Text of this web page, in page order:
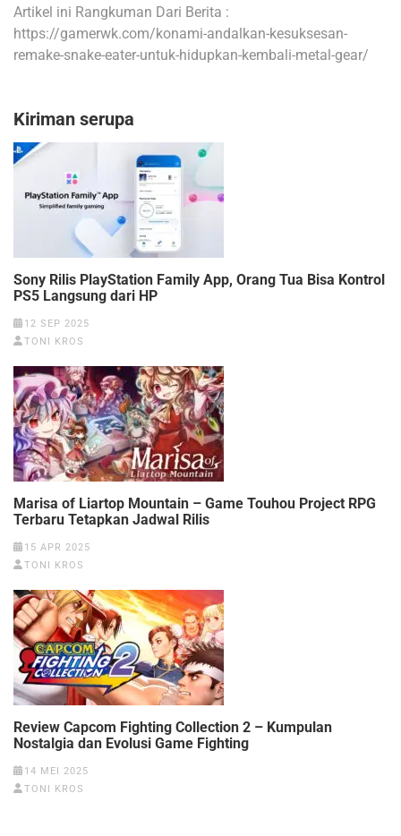
Artikel ini Rangkuman Dari Berita :
https://gamerwk.com/konami-andalkan-kesuksesan-
remake-snake-eater-untuk-hidupkan-kembali-metal-gear/
Kiriman serupa
Sony Rilis PlayStation Family App, Orang Tua Bisa Kontrol
PS5 Langsung dari HP
12 SEP 2025
TONI KROS
Marisa of Liartop Mountain – Game Touhou Project RPG
Terbaru Tetapkan Jadwal Rilis
15 APR 2025
TONI KROS
Review Capcom Fighting Collection 2 – Kumpulan
Nostalgia dan Evolusi Game Fighting
14 MEI 2025
TONI KROS